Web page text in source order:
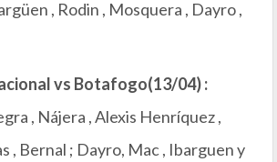
, Rodin , Mosquera , Dayro ,
vs Botafogo(13/04) :
, Nájera , Alexis Henríquez ,
, Bernal ; Dayro, Mac , Ibarguen y